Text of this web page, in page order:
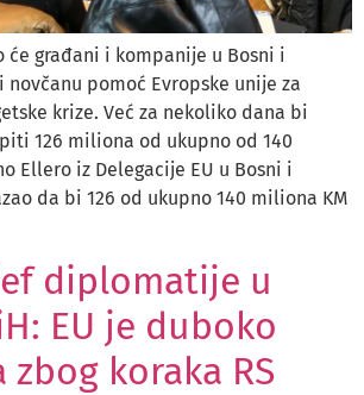
će građani i kompanije u Bosni i
pomoć Evropske unije za
krize. Već za nekoliko dana bi
126 miliona od ukupno od 140
Ellero iz Delegacije EU u Bosni i
da bi 126 od ukupno 140 miliona KM
diplomatije u
EU je duboko
koraka RS